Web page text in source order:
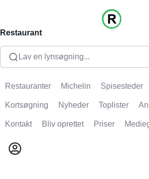
Restaurant
Lav en lynsøgning...
Restauranter Michelin Spisesteder
Kortsøgning Nyheder Toplister
Kontakt Bliv oprettet Priser